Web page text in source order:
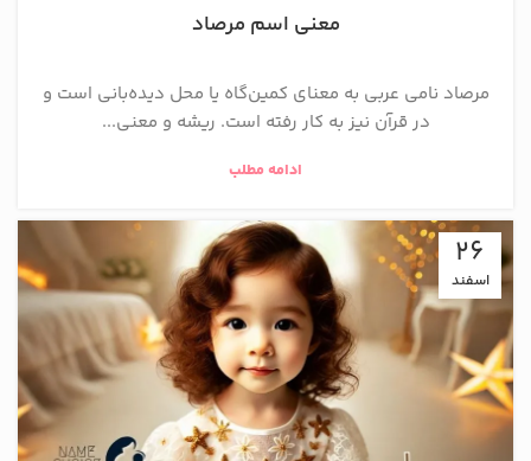
معنی اسم مرصاد
مرصاد نامی عربی به معنای کمین‌گاه یا محل دیده‌بانی است و
در قرآن نیز به کار رفته است. ریشه و معنی...
ادامه مطلب
26
اسفند